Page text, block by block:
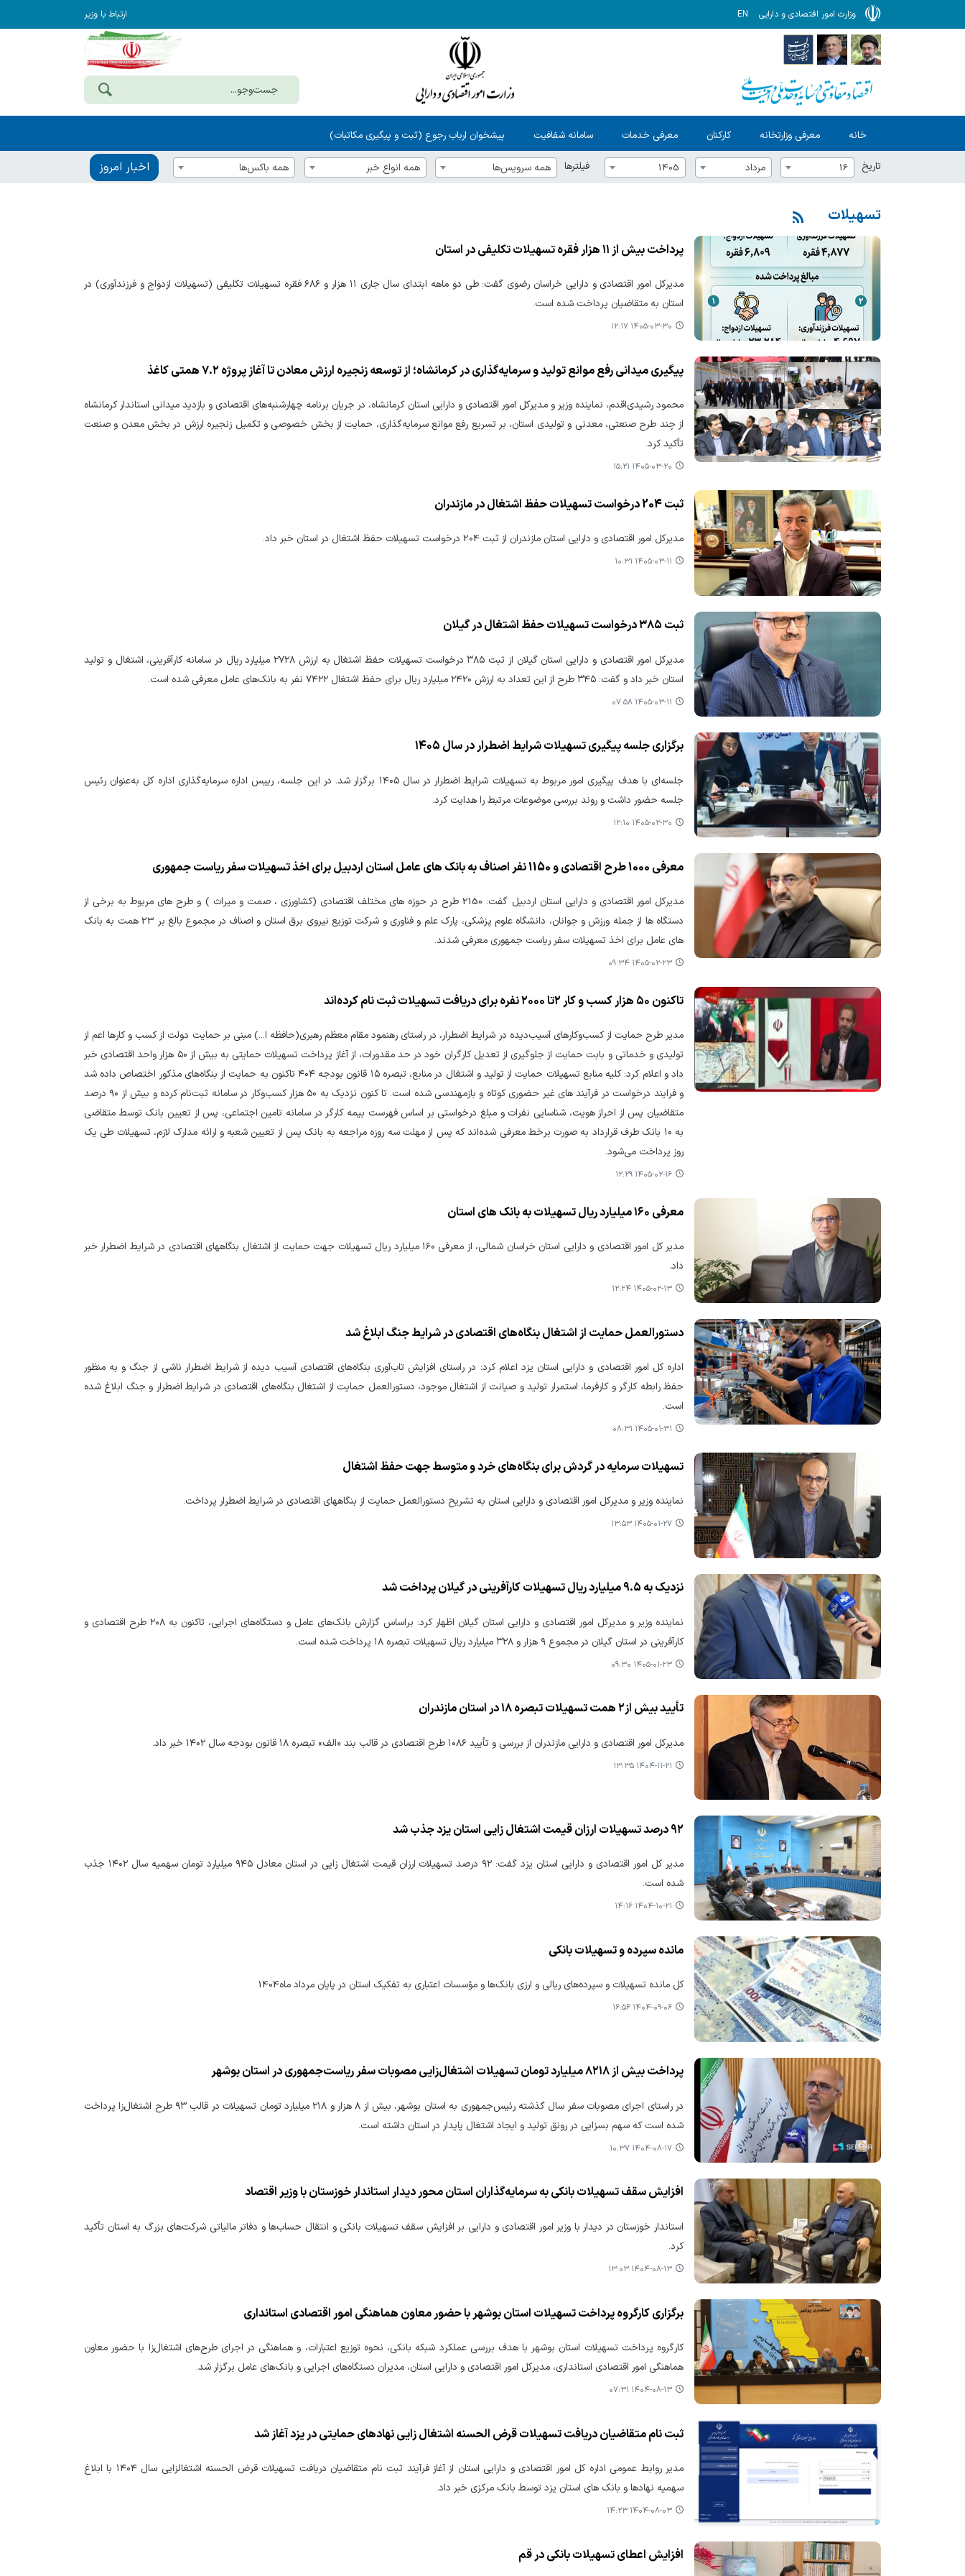
وزارت امور اقتصادی و دارایی EN ارتباط با وزیر
خانه معرفی وزارتخانه کارکنان معرفی خدمات سامانه شفافیت پیشخوان ارباب رجوع (ثبت و پیگیری مکاتبات)
تاریخ 16 مرداد 1405 فیلترها همه سرویس‌ها همه انواع خبر همه باکس‌ها اخبار امروز
تسهیلات
پرداخت بیش از ۱۱ هزار فقره تسهیلات تکلیفی در استان
مدیرکل امور اقتصادی و دارایی خراسان رضوی گفت: طی دو ماهه ابتدای سال جاری ۱۱ هزار و ۶۸۶ فقره تسهیلات تکلیفی (تسهیلات ازدواج و فرزندآوری) در
استان به متقاضیان پرداخت شده است.
۱۴۰۵-۰۳-۳۰ ۱۲:۱۷
پیگیری میدانی رفع موانع تولید و سرمایه‌گذاری در کرمانشاه؛ از توسعه زنجیره ارزش معادن تا آغاز پروژه ۷.۲ همتی کاغذ
محمود رشیدی‌اقدم، نماینده وزیر و مدیرکل امور اقتصادی و دارایی استان کرمانشاه، در جریان برنامه چهارشنبه‌های اقتصادی و بازدید میدانی استاندار کرمانشاه
از چند طرح صنعتی، معدنی و تولیدی استان، بر تسریع رفع موانع سرمایه‌گذاری، حمایت از بخش خصوصی و تکمیل زنجیره ارزش در بخش معدن و صنعت
تأکید کرد.
۱۴۰۵-۰۳-۲۰ ۱۵:۲۱
ثبت 204 درخواست تسهیلات حفظ اشتغال در مازندران
مدیرکل امور اقتصادی و دارایی استان مازندران از ثبت 204 درخواست تسهیلات حفظ اشتغال در استان خبر داد.
۱۴۰۵-۰۳-۱۱ ۱۰:۳۱
ثبت ۳۸۵ درخواست تسهیلات حفظ اشتغال در گیلان
مدیرکل امور اقتصادی و دارایی استان گیلان از ثبت ۳۸۵ درخواست تسهیلات حفظ اشتغال به ارزش ۲۷۲۸ میلیارد ریال در سامانه کارآفرینی، اشتغال و تولید
استان خبر داد و گفت: ۳۴۵ طرح از این تعداد به ارزش ۲۴۲۰ میلیارد ریال برای حفظ اشتغال ۷۴۲۲ نفر به بانک‌های عامل معرفی شده است.
۱۴۰۵-۰۳-۱۱ ۰۷:۵۸
برگزاری جلسه پیگیری تسهیلات شرایط اضطرار در سال ۱۴۰۵
جلسه‌ای با هدف پیگیری امور مربوط به تسهیلات شرایط اضطرار در سال ۱۴۰۵ برگزار شد. در این جلسه، رییس اداره سرمایه‌گذاری اداره کل به‌عنوان رئیس
جلسه حضور داشت و روند بررسی موضوعات مرتبط را هدایت کرد.
۱۴۰۵-۰۲-۳۰ ۱۲:۱۰
معرفی 1000 طرح اقتصادی و 1150 نفر اصناف به بانک های عامل استان اردبیل برای اخذ تسهیلات سفر ریاست جمهوری
مدیرکل امور اقتصادی و دارایی استان اردبیل گفت: 2150 طرح در حوزه های مختلف اقتصادی (کشاورزی ، صمت و میراث ) و طرح های مربوط به برخی از
دستگاه ها از جمله ورزش و جوانان، دانشگاه علوم پزشکی، پارک علم و فناوری و شرکت توزیع نیروی برق استان و اصناف در مجموع بالغ بر 23 همت به بانک
های عامل برای اخذ تسهیلات سفر ریاست جمهوری معرفی شدند.
۱۴۰۵-۰۲-۲۳ ۰۹:۳۴
تاکنون ۵۰ هزار کسب و کار ۲تا ۲۰۰۰ نفره برای دریافت تسهیلات ثبت نام کرده‌اند
مدیر طرح حمایت از کسب‌وکارهای آسیب‌دیده در شرایط اضطرار، در راستای رهنمود مقام معظم رهبری(حافظه ا...) مبنی بر حمایت دولت از کسب و کارها اعم از
تولیدی و خدماتی و بابت حمایت از جلوگیری از تعدیل کارگران خود در حد مقدورات، از آغاز پرداخت تسهیلات حمایتی به بیش از ۵۰ هزار واحد اقتصادی خبر
داد و اعلام کرد: کلیه منابع تسهیلات حمایت از تولید و اشتغال در منابع، تبصره ۱۵ قانون بودجه ۴۰۴ تاکنون به حمایت از بنگاه‌های مذکور اختصاص داده شد
و فرایند درخواست در فرآیند های غیر حضوری کوتاه و بازمهندسی شده است. تا کنون نزدیک به ۵۰ هزار کسب‌وکار در سامانه ثبت‌نام کرده و بیش از ۹۰ درصد
متقاضیان پس از احراز هویت، شناسایی نفرات و مبلغ درخواستی بر اساس فهرست بیمه کارگر در سامانه تامین اجتماعی، پس از تعیین بانک توسط متقاضی
به ۱۰ بانک طرف قرارداد به صورت برخط معرفی شده‌اند که پس از مهلت سه روزه مراجعه به بانک پس از تعیین شعبه و ارائه مدارک لازم، تسهیلات طی یک
روز پرداخت می‌شود.
۱۴۰۵-۰۲-۱۶ ۱۲:۲۹
معرفی ۱۶۰ میلیارد ریال تسهیلات به بانک های استان
مدیر کل امور اقتصادی و دارایی استان خراسان شمالی، از معرفی ۱۶۰ میلیارد ریال تسهیلات جهت حمایت از اشتغال بنگاههای اقتصادی در شرایط اضطرار خبر
داد.
۱۴۰۵-۰۲-۱۳ ۱۲:۲۴
دستورالعمل حمایت از اشتغال بنگاه‌های اقتصادی در شرایط جنگ ابلاغ شد
اداره کل امور اقتصادی و دارایی استان یزد اعلام کرد: در راستای افزایش تاب‌آوری بنگاه‌های اقتصادی آسیب دیده از شرایط اضطرار ناشی از جنگ و به منظور
حفظ رابطه کارگر و کارفرما، استمرار تولید و صیانت از اشتغال موجود، دستورالعمل حمایت از اشتغال بنگاه‌های اقتصادی در شرایط اضطرار و جنگ ابلاغ شده
است.
۱۴۰۵-۰۱-۳۱ ۰۸:۳۱
تسهیلات سرمایه در گردش برای بنگاه‌های خرد و متوسط جهت حفظ اشتغال
نماینده وزیر و مدیرکل امور اقتصادی و دارایی استان به تشریح دستورالعمل حمایت از بنگاههای اقتصادی در شرایط اضطرار پرداخت.
۱۴۰۵-۰۱-۲۷ ۱۳:۵۳
نزدیک به ۹.۵ میلیارد ریال تسهیلات کارآفرینی در گیلان پرداخت شد
نماینده وزیر و مدیرکل امور اقتصادی و دارایی استان گیلان اظهار کرد: براساس گزارش بانک‌های عامل و دستگاه‌های اجرایی، تاکنون به ۲۰۸ طرح اقتصادی و
کارآفرینی در استان گیلان در مجموع ۹ هزار و ۳۲۸ میلیارد ریال تسهیلات تبصره ۱۸ پرداخت شده است.
۱۴۰۵-۰۱-۲۳ ۰۹:۳۰
تأیید بیش از۲ همت تسهیلات تبصره ۱۸ در استان مازندران
مدیرکل امور اقتصادی و دارایی مازندران از بررسی و تأیید ۱۰۸۶ طرح اقتصادی در قالب بند «الف» تبصره ۱۸ قانون بودجه سال ۱۴۰۲ خبر داد.
۱۴۰۴-۱۱-۲۱ ۱۳:۳۵
۹۲ درصد تسهیلات ارزان قیمت اشتغال زایی استان یزد جذب شد
مدیر کل امور اقتصادی و دارایی استان یزد گفت: ۹۲ درصد تسهیلات ارزان قیمت اشتغال زایی در استان معادل ۹۴۵ میلیارد تومان سهمیه سال ۱۴۰۲ جذب
شده است.
۱۴۰۴-۱۰-۲۱ ۱۴:۱۶
مانده سپرده و تسهیلات بانکی
کل مانده تسهیلات و سپرده‌های ریالی و ارزی بانک‌ها و مؤسسات اعتباری به تفکیک استان در پایان مرداد ماه1404
۱۴۰۴-۰۹-۰۶ ۱۶:۵۶
پرداخت بیش از ۸۲۱۸ میلیارد تومان تسهیلات اشتغال‌زایی مصوبات سفر ریاست‌جمهوری در استان بوشهر
در راستای اجرای مصوبات سفر سال گذشته رئیس‌جمهوری به استان بوشهر، بیش از ۸ هزار و ۲۱۸ میلیارد تومان تسهیلات در قالب ۹۳ طرح اشتغال‌زا پرداخت
شده است که سهم بسزایی در رونق تولید و ایجاد اشتغال پایدار در استان داشته است.
۱۴۰۴-۰۸-۱۷ ۱۰:۳۷
افزایش سقف تسهیلات بانکی به سرمایه‌گذاران استان محور دیدار استاندار خوزستان با وزیر اقتصاد
استاندار خوزستان در دیدار با وزیر امور اقتصادی و دارایی بر افزایش سقف تسهیلات بانکی و انتقال حساب‌ها و دفاتر مالیاتی شرکت‌های بزرگ به استان تأکید
کرد.
۱۴۰۴-۰۸-۱۳ ۱۳:۰۳
برگزاری کارگروه پرداخت تسهیلات استان بوشهر با حضور معاون هماهنگی امور اقتصادی استانداری
کارگروه پرداخت تسهیلات استان بوشهر با هدف بررسی عملکرد شبکه بانکی، نحوه توزیع اعتبارات، و هماهنگی در اجرای طرح‌های اشتغال‌زا با حضور معاون
هماهنگی امور اقتصادی استانداری، مدیرکل امور اقتصادی و دارایی استان، مدیران دستگاه‌های اجرایی و بانک‌های عامل برگزار شد.
۱۴۰۴-۰۸-۱۳ ۰۷:۳۱
ثبت نام متقاضیان دریافت تسهیلات قرض الحسنه اشتغال زایی نهادهای حمایتی در یزد آغاز شد
مدیر روابط عمومی اداره کل امور اقتصادی و دارایی استان از آغاز فرآیند ثبت نام متقاضیان دریافت تسهیلات قرض الحسنه اشتغالزایی سال ۱۴۰۴ با ابلاغ
سهمیه نهادها و بانک های استان یزد توسط بانک مرکزی خبر داد.
۱۴۰۴-۰۸-۰۳ ۱۴:۲۳
افزایش اعطای تسهیلات بانکی در قم